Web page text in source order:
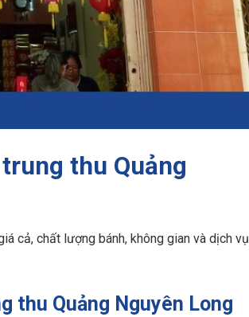
thu Quảng
cả, chất lượng bánh, không gian và dịch vụ
thu Quảng Nguyên Long